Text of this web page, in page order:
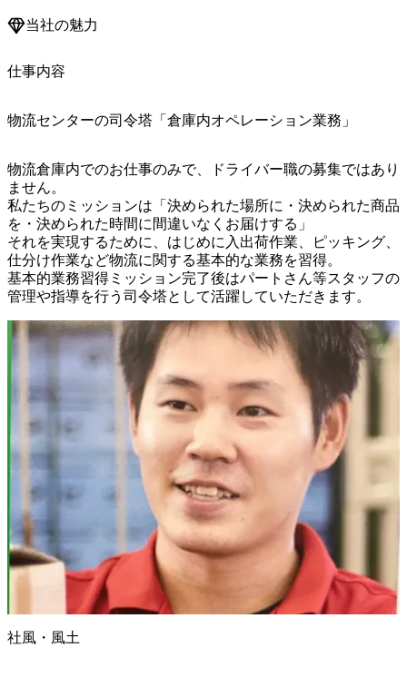
当社の魅力
仕事内容
物流センターの司令塔「倉庫内オペレーション業務」
物流倉庫内でのお仕事のみで、ドライバー職の募集ではあり
ません。
私たちのミッションは「決められた場所に・決められた商品
を・決められた時間に間違いなくお届けする」
それを実現するために、はじめに入出荷作業、ピッキング、
仕分け作業など物流に関する基本的な業務を習得。
基本的業務習得ミッション完了後はパートさん等スタッフの
社風・風土